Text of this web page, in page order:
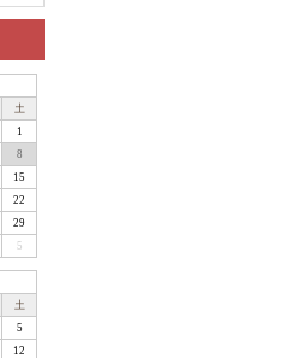
土
1
8
15
22
29
5
土
5
12